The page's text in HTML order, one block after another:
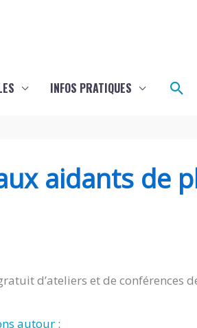
INFOS PRATIQUES
aidants de
d’ateliers et de conférences
autour :